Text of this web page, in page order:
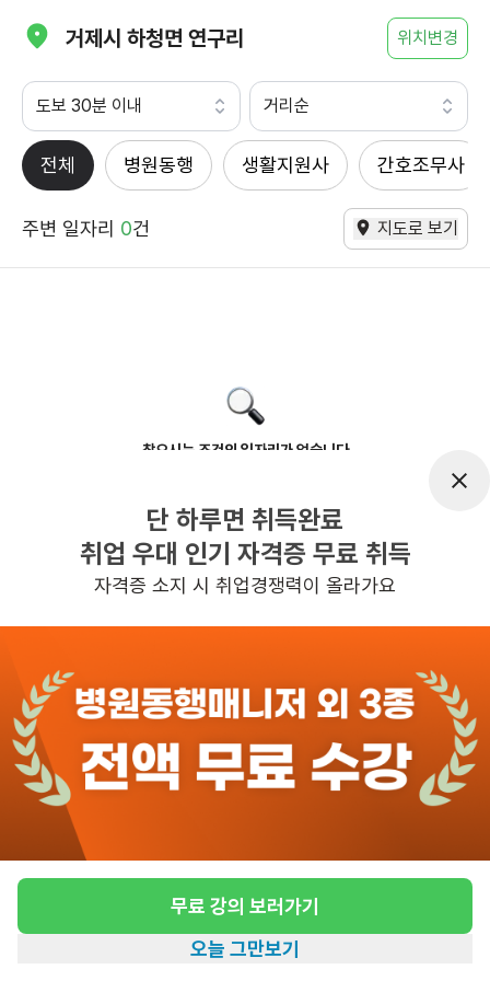
거제시 하청면 연구리 위치변경
도보 30분 이내 거리순
전체 병원동행 생활지원사 간호조무사
주변 일자리 0건 지도로 보기
찾으시는 조건의 일자리가 없습니다
반경 3KM 이내의 일자리 확인하기
단 하루면 취득완료
취업 우대 인기 자격증 무료 취득
자격증 소지 시 취업경쟁력이 올라가요
무료 강의 보러가기
오늘 그만보기